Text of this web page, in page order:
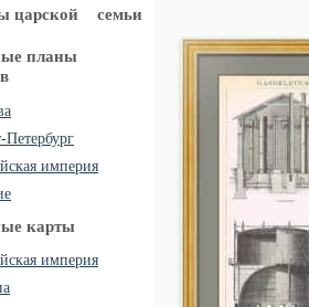
царской семьи
планы
Петербург
империя
карты
империя